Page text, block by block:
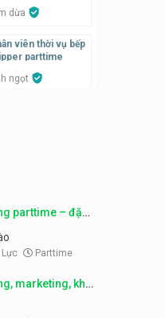
ngọt
viên pha chế,
NHẬT
dừa
viên thời vụ bếp
parttime
ngọt
viên phục vụ
May Town
parttime – đặc
Parttime
marketing, kho